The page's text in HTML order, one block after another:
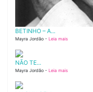
BETINHO – A...
Mayra Jordão - Leia mais
NÃO TE...
Mayra Jordão - Leia mais